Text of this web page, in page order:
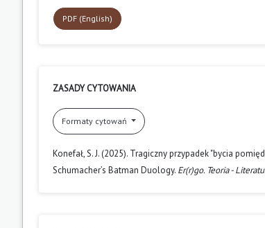
PDF (English)
ZASADY CYTOWANIA
Formaty cytowań
Konefał, S. J. (2025). Tragiczny przypadek "bycia
Schumacher’s Batman Duology. Er(r)go. Teoria -